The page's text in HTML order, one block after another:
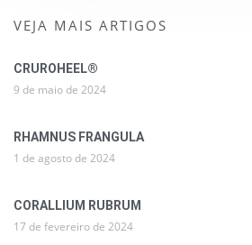
VEJA MAIS ARTIGOS
CRUROHEEL®
9 de maio de 2024
RHAMNUS FRANGULA
1 de agosto de 2024
CORALLIUM RUBRUM
17 de fevereiro de 2024